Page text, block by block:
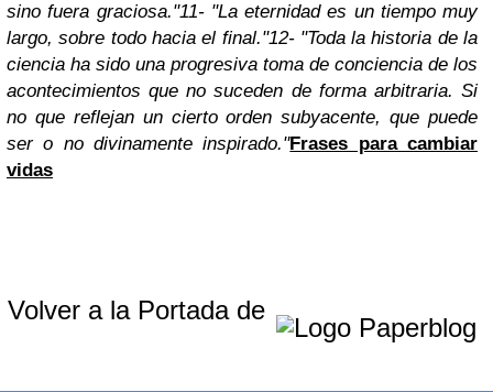
sino fuera graciosa."11- "La eternidad es un tiempo muy
largo, sobre todo hacia el final."12- "Toda la historia de la
ciencia ha sido una progresiva toma de conciencia de los
acontecimientos que no suceden de forma arbitraria. Si
no que reflejan un cierto orden subyacente, que puede
ser o no divinamente inspirado."Frases para cambiar
vidas
Volver a la Portada de